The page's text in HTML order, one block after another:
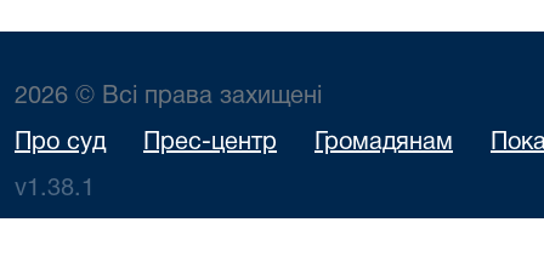
2026 © Всі права захищені
Про суд Прес-центр Громадянам
v1.38.1